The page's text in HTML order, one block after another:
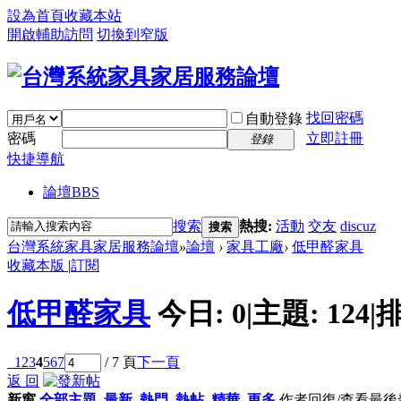
設為首頁收藏本站
開啟輔助訪問 切換到窄版
自動登錄 找回密碼
密碼
登錄
立即註冊
快捷導航
論壇BBS
搜索 搜索 熱搜: 活動 交友 discuz
台灣系統家具家居服務論壇»論壇 › 家具工廠› 低甲醛家具
收藏本版 |訂閱
低甲醛家具 今日: 0|主題: 124|
1 234567 / 7 頁下一頁
返 回